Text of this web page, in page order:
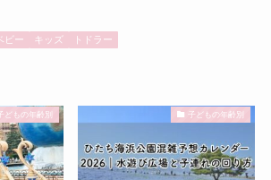
ビー キッズ トドラー
どもの年齢別 子どもの年齢別